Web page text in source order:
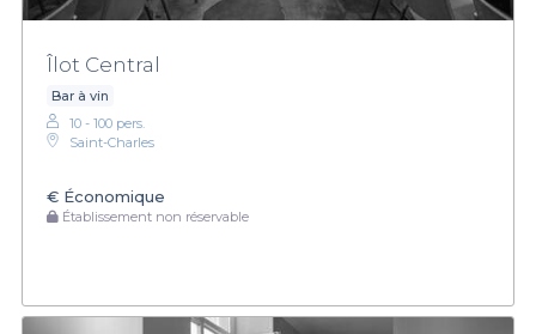
Îlot Central
Bar à vin
10 - 100 pers.
Saint-Charles
€ Économique
Établissement non réservable